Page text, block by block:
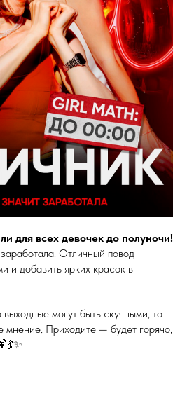
для всех девочек до полуночи!
Отличный повод
и добавить ярких красок в
выходные могут быть скучными, то
мнение. Приходите — будет горячо,